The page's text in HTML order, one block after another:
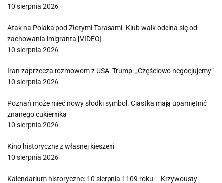
10 sierpnia 2026
Atak na Polaka pod Złotymi Tarasami. Klub walk odcina się od
zachowania imigranta [VIDEO]
10 sierpnia 2026
Iran zaprzecza rozmowom z USA. Trump: „Częściowo negocjujemy”
10 sierpnia 2026
Poznań może mieć nowy słodki symbol. Ciastka mają upamiętnić
znanego cukiernika
10 sierpnia 2026
Kino historyczne z własnej kieszeni
10 sierpnia 2026
Kalendarium historyczne: 10 sierpnia 1109 roku – Krzywousty